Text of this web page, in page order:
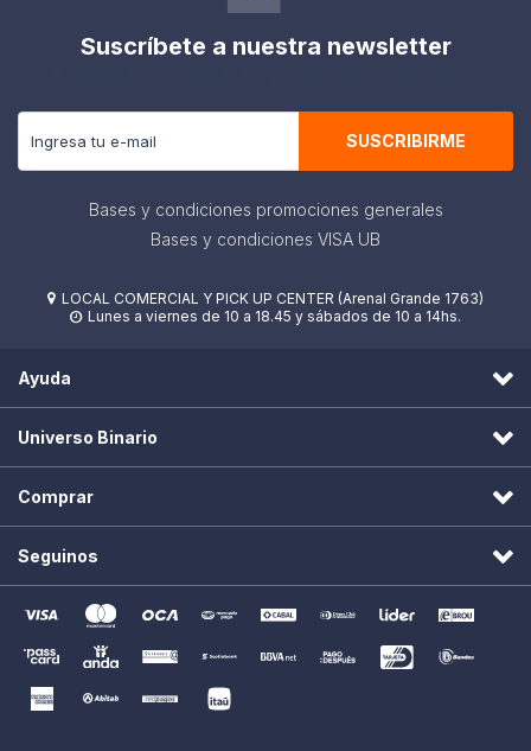
Suscríbete a nuestra newsletter
SUSCRIBIRME
Bases y condiciones promociones generales
Bases y condiciones VISA UB
 LOCAL COMERCIAL Y PICK UP CENTER (Arenal Grande 1763)
 Lunes a viernes de 10 a 18.45 y sábados de 10 a 14hs.
Ayuda
Universo Binario
Comprar
Seguinos